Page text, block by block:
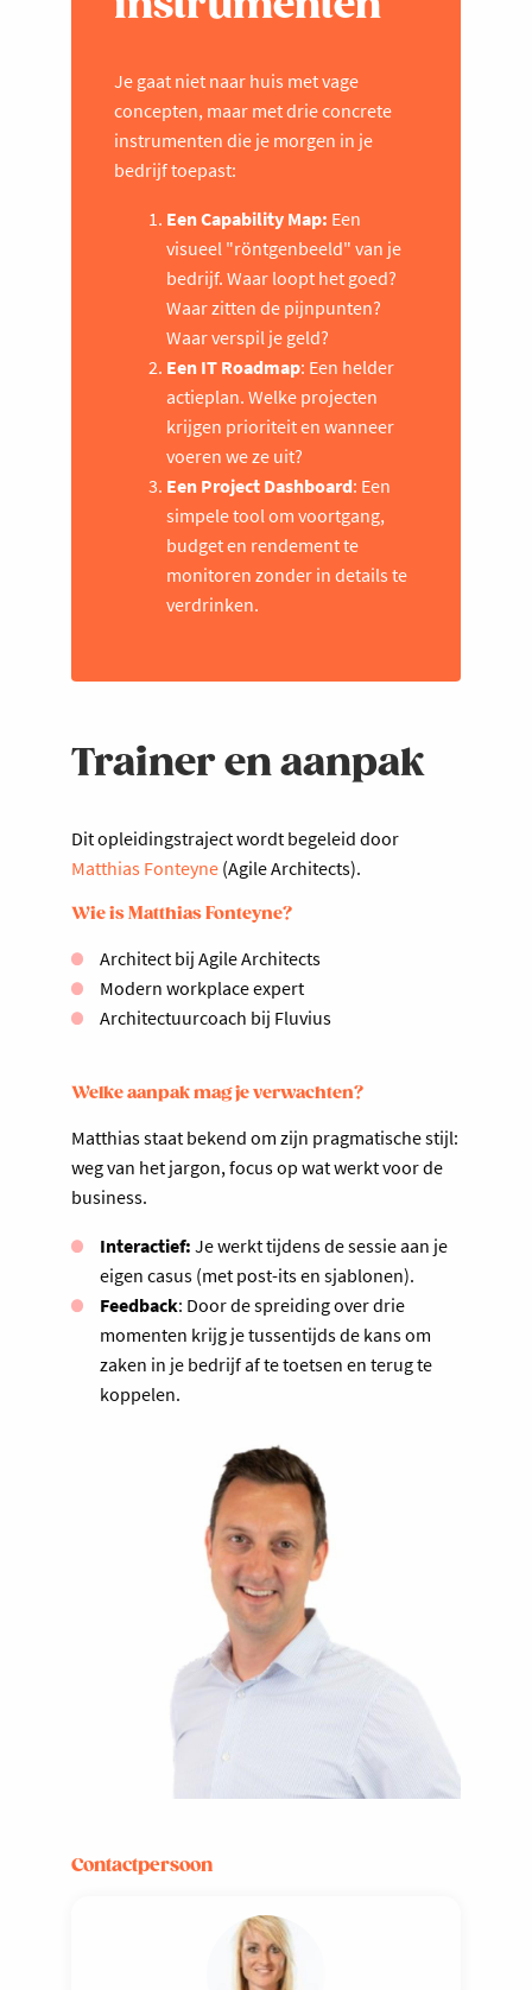
Je gaat niet naar huis met vage
concepten, maar met drie concrete
instrumenten die je morgen in je
bedrijf toepast:
Een Capability Map: Een
visueel "röntgenbeeld" van je
bedrijf. Waar loopt het goed?
Waar zitten de pijnpunten?
Waar verspil je geld?
Een IT Roadmap: Een helder
actieplan. Welke projecten
krijgen prioriteit en wanneer
voeren we ze uit?
Een Project Dashboard: Een
simpele tool om voortgang,
budget en rendement te
monitoren zonder in details te
verdrinken.
Trainer en aanpak
Dit opleidingstraject wordt begeleid door
Matthias Fonteyne (Agile Architects).
Wie is Matthias Fonteyne?
Architect bij Agile Architects
Modern workplace expert
Architectuurcoach bij Fluvius
Welke aanpak mag je verwachten?
Matthias staat bekend om zijn pragmatische stijl:
weg van het jargon, focus op wat werkt voor de
business.
Interactief: Je werkt tijdens de sessie aan je
eigen casus (met post-its en sjablonen).
Feedback: Door de spreiding over drie
momenten krijg je tussentijds de kans om
zaken in je bedrijf af te toetsen en terug te
koppelen.
Contactpersoon